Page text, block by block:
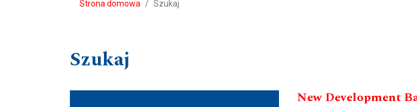
Strona domowa Szukaj
Szukaj
New Development